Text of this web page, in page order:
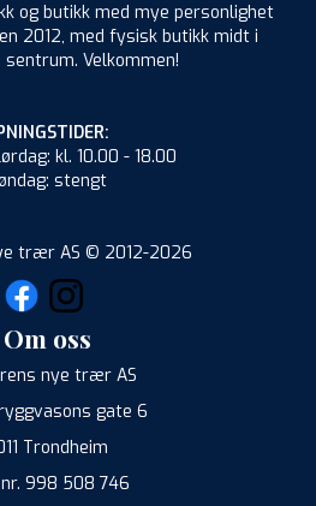
og butikk med mye personlighet
2012, med fysisk butikk midt i
sentrum. Velkommen!
kl. 10.00 - 18.00
stengt
trær AS © 2012-2026
Om oss
nye trær AS
gate 6
Trondheim
998 508 746